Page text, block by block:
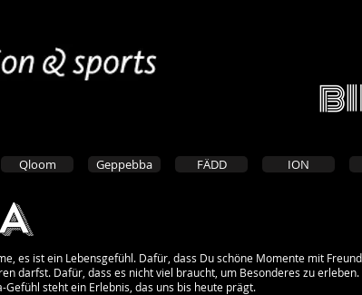
Qloom Geppebba FÄDD ION
es ist ein Lebensgefühl. Dafür, dass Du schöne Momente mit
darfst. Dafür, dass es nicht viel braucht, um Besonderes zu
Gefühl steht ein Erlebnis, das uns bis heute prägt.